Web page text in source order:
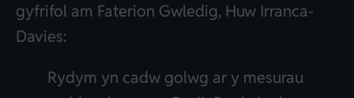
gyfrifol am Faterion Gwledig, Huw Irranca-
Davies:
Rydym yn cadw golwg ar y mesurau